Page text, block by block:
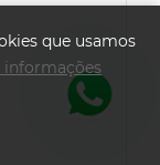
que usamos
informações